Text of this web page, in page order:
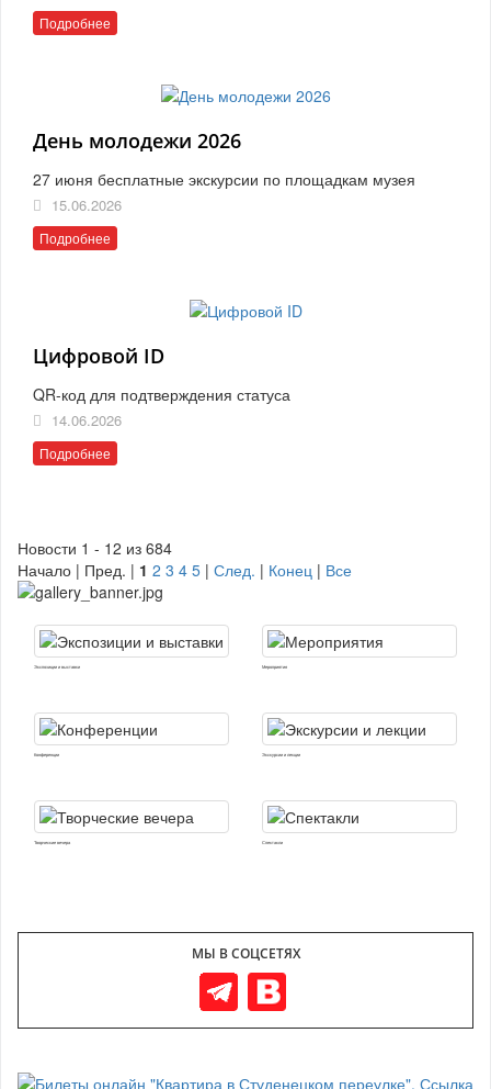
Подробнее
День молодежи 2026
27 июня бесплатные экскурсии по площадкам музея
15.06.2026
Подробнее
Цифровой ID
QR-код для подтверждения статуса
14.06.2026
Подробнее
Новости 1 - 12 из 684
Начало | Пред. | 1 2 3 4 5 | След. | Конец | Все
Экспозиции и выставки Мероприятия
Конференции Экскурсии и лекции
Творческие вечера Спектакли
МЫ В СОЦСЕТЯХ